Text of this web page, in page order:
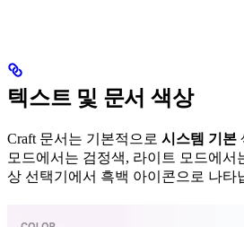
텍스트 및 문서 색상
Craft 문서는 기본적으로 시스템 기본
모드에서는 검정색, 라이트 모드에서
상 선택기에서 흑백 아이콘으로 나타